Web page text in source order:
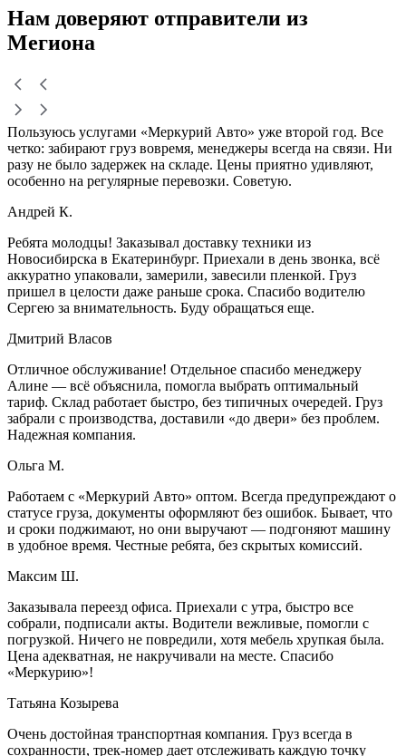
Нам доверяют отправители из
Мегиона
Пользуюсь услугами «Меркурий Авто» уже второй год. Все
четко: забирают груз вовремя, менеджеры всегда на связи. Ни
разу не было задержек на складе. Цены приятно удивляют,
особенно на регулярные перевозки. Советую.
Андрей К.
Ребята молодцы! Заказывал доставку техники из
Новосибирска в Екатеринбург. Приехали в день звонка, всё
аккуратно упаковали, замерили, завесили пленкой. Груз
пришел в целости даже раньше срока. Спасибо водителю
Сергею за внимательность. Буду обращаться еще.
Дмитрий Власов
Отличное обслуживание! Отдельное спасибо менеджеру
Алине — всё объяснила, помогла выбрать оптимальный
тариф. Склад работает быстро, без типичных очередей. Груз
забрали с производства, доставили «до двери» без проблем.
Надежная компания.
Ольга М.
Работаем с «Меркурий Авто» оптом. Всегда предупреждают о
статусе груза, документы оформляют без ошибок. Бывает, что
и сроки поджимают, но они выручают — подгоняют машину
в удобное время. Честные ребята, без скрытых комиссий.
Максим Ш.
Заказывала переезд офиса. Приехали с утра, быстро все
собрали, подписали акты. Водители вежливые, помогли с
погрузкой. Ничего не повредили, хотя мебель хрупкая была.
Цена адекватная, не накручивали на месте. Спасибо
«Меркурию»!
Татьяна Козырева
Очень достойная транспортная компания. Груз всегда в
сохранности, трек-номер дает отслеживать каждую точку